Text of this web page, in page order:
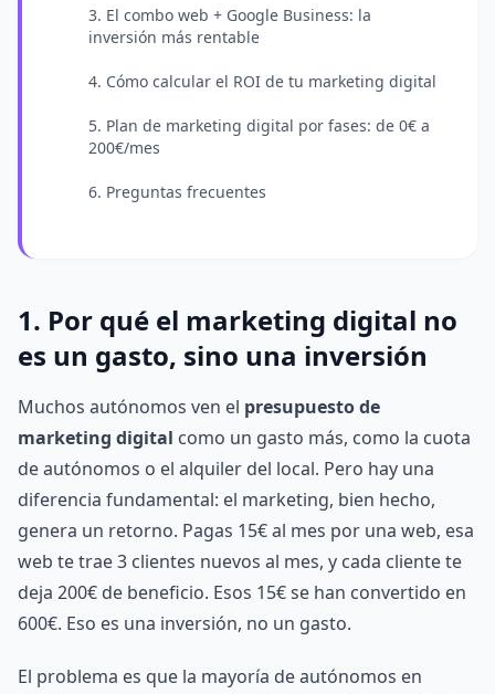
3. El combo web + Google Business: la
inversión más rentable
4. Cómo calcular el ROI de tu marketing digital
5. Plan de marketing digital por fases: de 0€ a
200€/mes
6. Preguntas frecuentes
1. Por qué el marketing digital no
es un gasto, sino una inversión
Muchos autónomos ven el presupuesto de
marketing digital como un gasto más, como la cuota
de autónomos o el alquiler del local. Pero hay una
diferencia fundamental: el marketing, bien hecho,
genera un retorno. Pagas 15€ al mes por una web, esa
web te trae 3 clientes nuevos al mes, y cada cliente te
deja 200€ de beneficio. Esos 15€ se han convertido en
600€. Eso es una inversión, no un gasto.
El problema es que la mayoría de autónomos en